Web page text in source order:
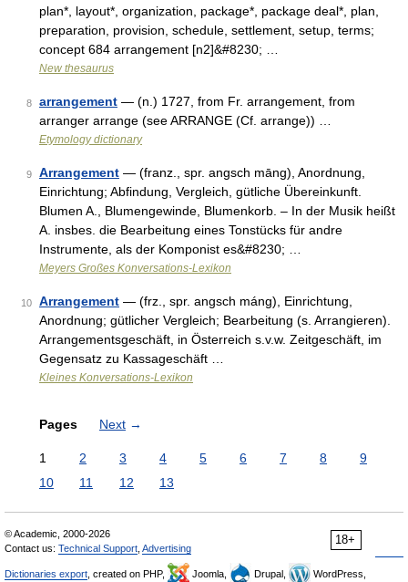
plan*, layout*, organization, package*, package deal*, plan,
preparation, provision, schedule, settlement, setup, terms;
concept 684 arrangement [n2]&#8230; …
New thesaurus
8 arrangement — (n.) 1727, from Fr. arrangement, from
arranger arrange (see ARRANGE (Cf. arrange)) …
Etymology dictionary
9 Arrangement — (franz., spr. angsch māng), Anordnung,
Einrichtung; Abfindung, Vergleich, gütliche Übereinkunft.
Blumen A., Blumengewinde, Blumenkorb. – In der Musik heißt
A. insbes. die Bearbeitung eines Tonstücks für andre
Instrumente, als der Komponist es&#8230; …
Meyers Großes Konversations-Lexikon
10 Arrangement — (frz., spr. angsch máng), Einrichtung,
Anordnung; gütlicher Vergleich; Bearbeitung (s. Arrangieren).
Arrangementsgeschäft, in Österreich s.v.w. Zeitgeschäft, im
Gegensatz zu Kassageschäft …
Kleines Konversations-Lexikon
Pages Next →
1 2 3 4 5 6 7 8
9
10
11 12 13
18+
© Academic, 2000-2026
Contact us: Technical Support Advertising
Dictionaries export , created on PHP, Joomla, Drupal,
WordPress,